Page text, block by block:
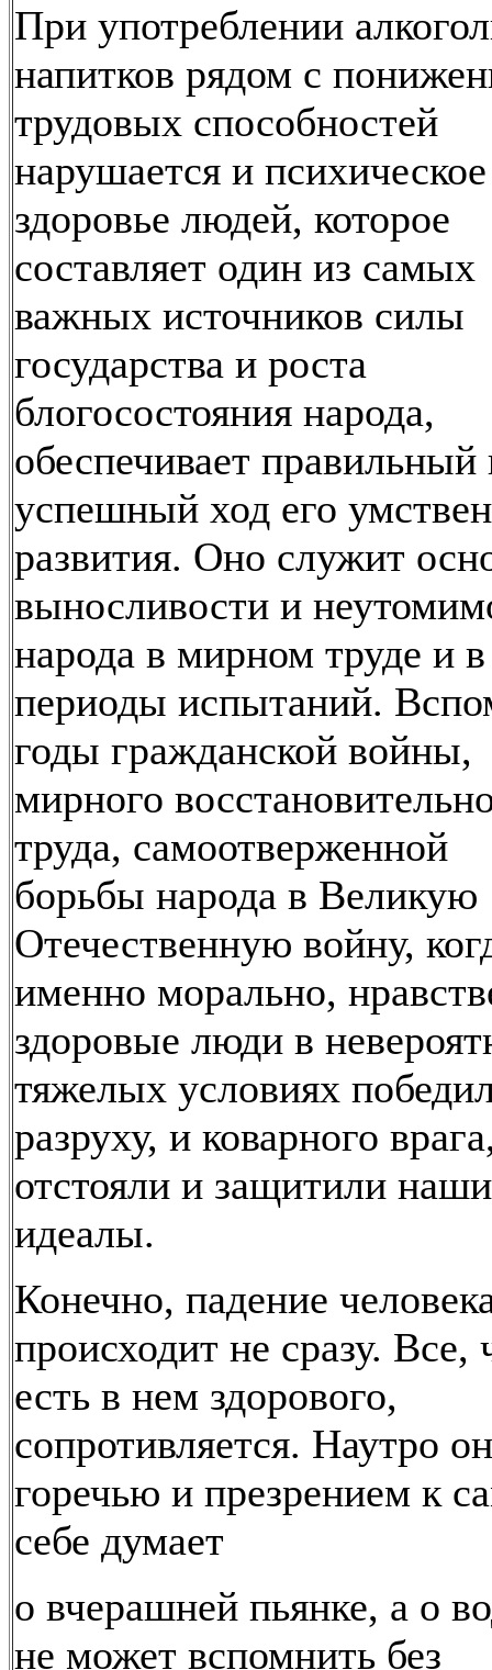
При употреблении
напитков рядом с
трудовых способностей
нарушается и психическое
здоровье людей, которое
составляет один из самых
важных источников силы
государства и роста
блогосостояния народа,
обеспечивает правильный
успешный ход его
развития. Оно служит
выносливости и
народа в мирном труде и в
периоды испытаний.
годы гражданской войны,
мирного
труда, самоотверженной
борьбы народа в Великую
Отечественную войну,
именно морально,
здоровые люди в
тяжелых условиях
разруху, и коварного
отстояли и защитили наши
идеалы.
Конечно, падение
происходит не сразу. Все,
есть в нем здорового,
сопротивляется. Наутро
горечью и презрением к
себе думает
о вчерашней пьянке, а о
не может вспомнить без